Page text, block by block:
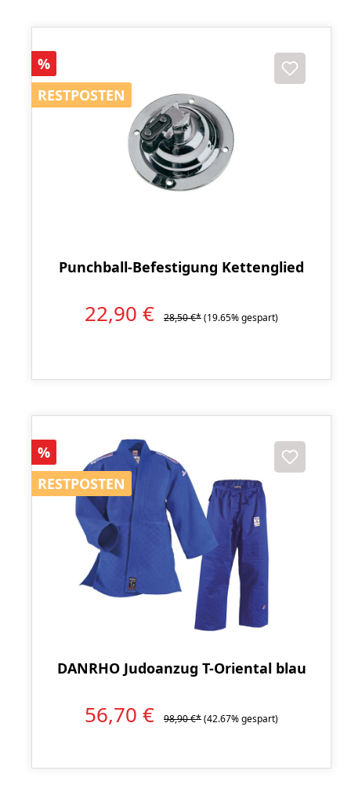
Rabatt
%
RESTPOSTEN
RESTPOSTEN
Punchball-Befestigung Kettenglied
22,90 € 28,50 €*(19.65% gespart)
Rabatt
%
RESTPOSTEN
RESTPOSTEN
DANRHO Judoanzug T-Oriental blau
56,70 € 98,90 €*(42.67% gespart)